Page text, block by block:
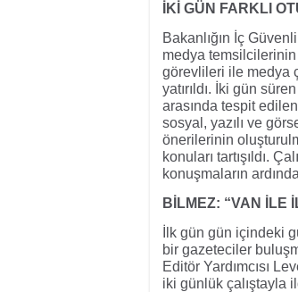
İKİ GÜN FARKLI
Bakanlığın İç
medya
görevlileri ile medya
yatırıldı. İki gün
arasında tespit
sosyal, yazılı ve
önerilerinin
konuları tartışıldı.
konuşmaların
BİLMEZ: “VAN İLE
İlk gün gün içindeki
bir gazeteciler
Editör Yardımcısı
iki günlük çalıştayla